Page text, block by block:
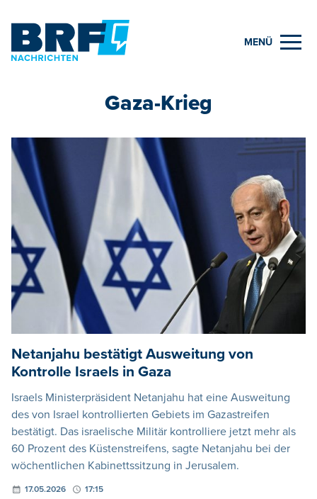
MENÜ
Gaza-Krieg
Netanjahu bestätigt Ausweitung von
Kontrolle Israels in Gaza
Israels Ministerpräsident Netanjahu hat eine Ausweitung
des von Israel kontrollierten Gebiets im Gazastreifen
bestätigt. Das israelische Militär kontrolliere jetzt mehr als
60 Prozent des Küstenstreifens, sagte Netanjahu bei der
wöchentlichen Kabinettssitzung in Jerusalem.
17.05.2026 17:15